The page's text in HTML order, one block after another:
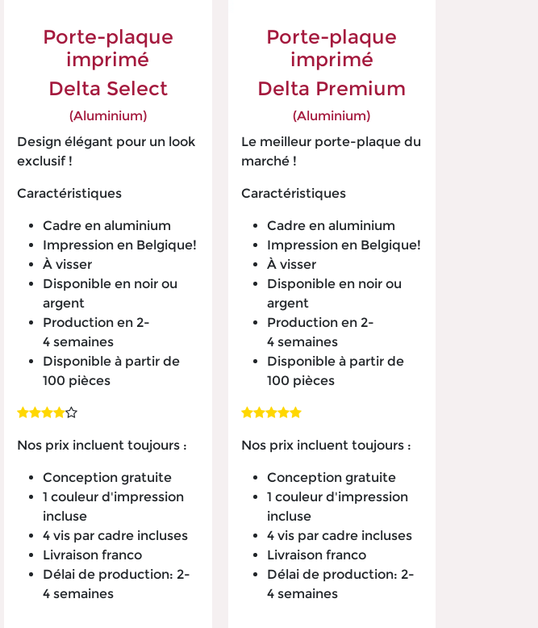
Porte-plaque
imprimé
Delta Select
(Aluminium)
Design élégant pour un look
exclusif !
Caractéristiques
Cadre en aluminium
Impression en Belgique!
À visser
Disponible en noir ou
argent
Production en 2-
4 semaines
Disponible à partir de
100 pièces
Nos prix incluent toujours :
Conception gratuite
1 couleur d'impression
incluse
4 vis par cadre incluses
Livraison franco
Délai de production: 2-
4 semaines
Porte-plaque
imprimé
Delta Premium
(Aluminium)
Le meilleur porte-plaque du
marché !
Caractéristiques
Cadre en aluminium
Impression en Belgique!
À visser
Disponible en noir ou
argent
Production en 2-
4 semaines
Disponible à partir de
100 pièces
Nos prix incluent toujours :
Conception gratuite
1 couleur d'impression
incluse
4 vis par cadre incluses
Livraison franco
Délai de production: 2-
4 semaines